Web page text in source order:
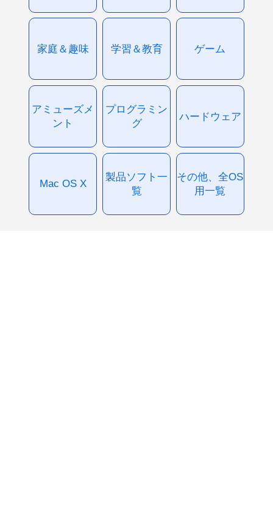
家庭＆趣味 学習＆教育 ゲーム
アミューズメ
ント
プログラミン
グ
ハードウェア
Mac OS X
製品ソフト一
覧
その他、全OS
用一覧